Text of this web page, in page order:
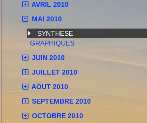
AVRIL 2010
MAI 2010
SYNTHESE
GRAPHIQUES
JUIN 2010
JUILLET 2010
AOUT 2010
SEPTEMBRE 2010
OCTOBRE 2010